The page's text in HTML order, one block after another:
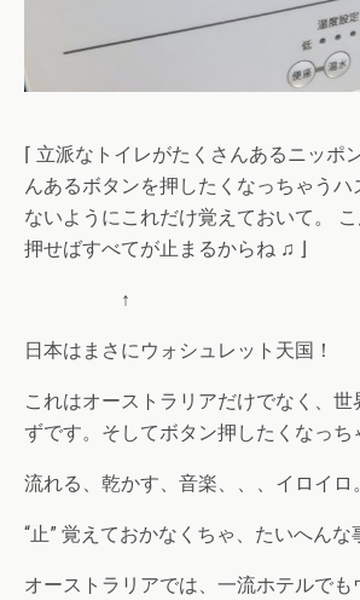
⌈ 立派なトイレがたくさんあるニッポ
んあるボタンを押したくなっちゃう
ないようにこれだけ覚えておいて。 こ
押せばすべてが止まるからね ♫ ⌋
↑
日本はまさにウォシュレット天国！
これはオーストラリアだけでなく、世
ずです。そしてボタン押したくなっち
流れる、乾かす、音楽、、、イロイロ。
“止” 覚えておかなくちゃ、たいへんな
オーストラリアでは、一流ホテルでも